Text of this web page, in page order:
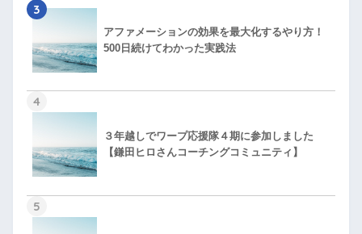
3
アファメーションの効果を最大化するやり方！
500日続けてわかった実践法
4
３年越しでワープ応援隊４期に参加しました
【鎌田ヒロさんコーチングコミュニティ】
5